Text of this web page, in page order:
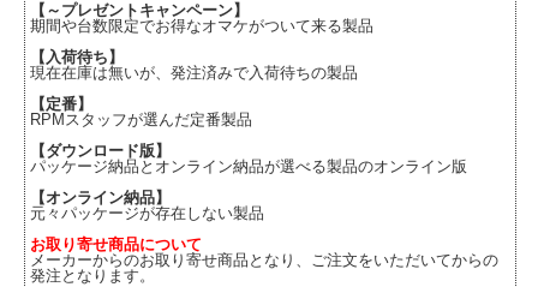
【～プレゼントキャンペーン】
期間や台数限定でお得なオマケがついて来る製品
【入荷待ち】
現在在庫は無いが、発注済みで入荷待ちの製品
【定番】
RPMスタッフが選んだ定番製品
【ダウンロード版】
パッケージ納品とオンライン納品が選べる製品のオンライン版
【オンライン納品】
元々パッケージが存在しない製品
お取り寄せ商品について
メーカーからのお取り寄せ商品となり、ご注文をいただいてからの
発注となります。